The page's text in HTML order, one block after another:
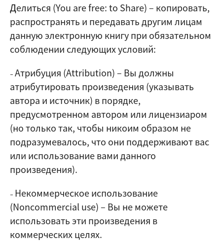
Делиться (You are free: to Share) – копировать,
распространять и передавать другим лицам
данную электронную книгу при обязательном
соблюдении следующих условий:
– Атрибуция (Attribution)– Вы должны
атрибутировать произведения (указывать
автора и источник) в порядке,
предусмотренном автором или лицензиаром
(но только так, чтобы никоим образом не
подразумевалось, что они поддерживают вас
или использование вами данного
произведения).
– Некоммерческое использование
(Noncommercial use)– Вы не можете
использовать эти произведения в
коммерческих целях.